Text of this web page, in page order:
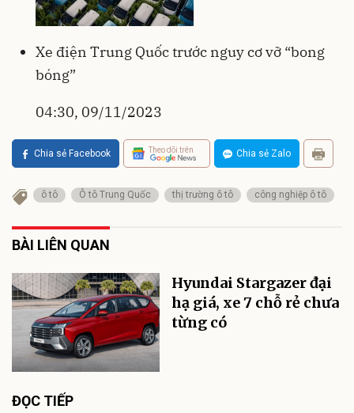
Xe điện Trung Quốc trước nguy cơ vỡ “bong
bóng”
04:30, 09/11/2023
Chia sẻ Facebook Theo dõi trên Chia sẻ Zalo
ô tô Ô tô Trung Quốc thị trường ô tô công nghiệp ô tô
BÀI LIÊN QUAN
Hyundai Stargazer đại
hạ giá, xe 7 chỗ rẻ chưa
từng có
ĐỌC TIẾP